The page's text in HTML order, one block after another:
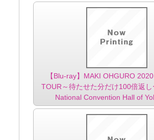
【Blu-ray】MAKI OHGURO
TOUR～待たせた分だけ100倍返
National Convention Hall of